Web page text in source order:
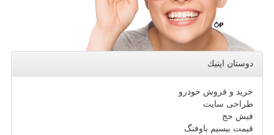
دوستان اپتیك
خرید و فروش خودرو
طراحی سایت
فیش حج
قیمت بیسیم باوفنگ